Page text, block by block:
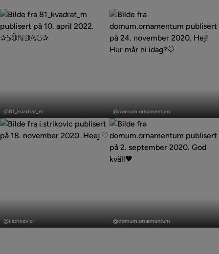
publisert
av
@81_kvadrat_m
publisert
av
@domum.ornamentum
publisert
@i.strikovic
publisert
@domum.ornamentum